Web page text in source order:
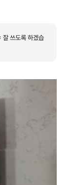
잘 쓰도록 하겠습